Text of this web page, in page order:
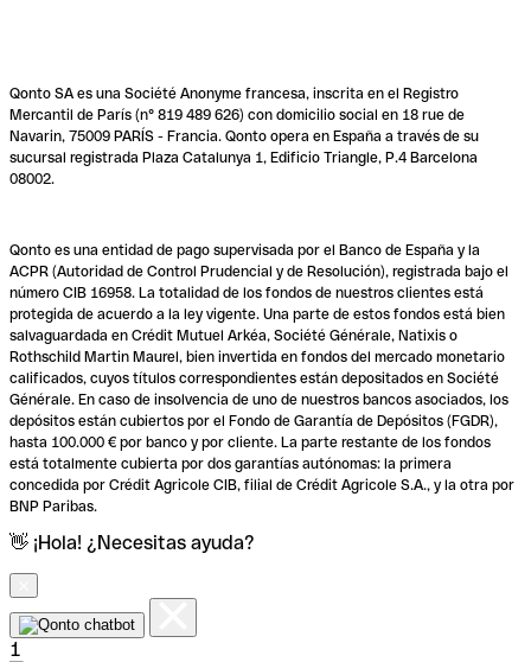
Qonto SA es una Société Anonyme francesa, inscrita en el Registro
Mercantil de París (n° 819 489 626) con domicilio social en 18 rue de
Navarin, 75009 PARÍS - Francia. Qonto opera en España a través de su
sucursal registrada Plaza Catalunya 1, Edificio Triangle, P.4 Barcelona
08002.
Qonto es una entidad de pago supervisada por el Banco de España y la
ACPR (Autoridad de Control Prudencial y de Resolución), registrada bajo el
número CIB 16958. La totalidad de los fondos de nuestros clientes está
protegida de acuerdo a la ley vigente. Una parte de estos fondos está bien
salvaguardada en Crédit Mutuel Arkéa, Société Générale, Natixis o
Rothschild Martin Maurel, bien invertida en fondos del mercado monetario
calificados, cuyos títulos correspondientes están depositados en Société
Générale. En caso de insolvencia de uno de nuestros bancos asociados, los
depósitos están cubiertos por el Fondo de Garantía de Depósitos (FGDR),
hasta 100.000 € por banco y por cliente. La parte restante de los fondos
está totalmente cubierta por dos garantías autónomas: la primera
concedida por Crédit Agricole CIB, filial de Crédit Agricole S.A., y la otra por
BNP Paribas.
👋 ¡Hola! ¿Necesitas ayuda?
1